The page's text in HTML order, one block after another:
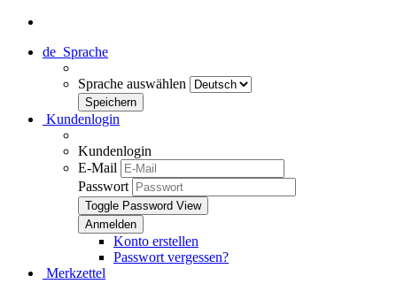
de Sprache
Sprache auswählen
Kundenlogin
Kundenlogin
E-Mail
Passwort
Toggle Password View
Konto erstellen
Passwort vergessen?
Merkzettel